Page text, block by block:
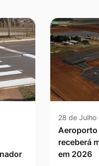
28 de Julho
receberá
em 2026